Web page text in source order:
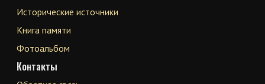
Исторические источники
Книга памяти
Фотоальбом
Контакты